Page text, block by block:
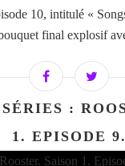
10, intitulé «
final explosif
:
1. EPISODE 9.